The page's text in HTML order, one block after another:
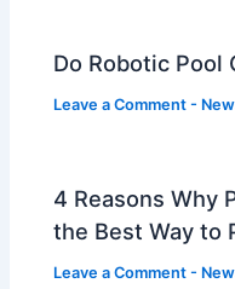
Do Robotic Pool
Leave a Comment -
4 Reasons Why
the Best Way to
Leave a Comment -